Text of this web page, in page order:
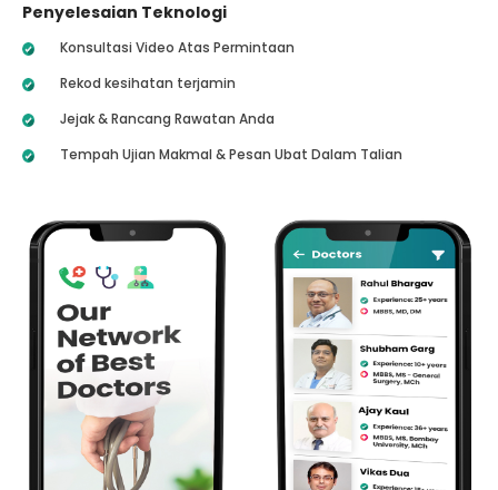
Penyelesaian Teknologi
Konsultasi Video Atas Permintaan
Rekod kesihatan terjamin
Jejak & Rancang Rawatan Anda
Tempah Ujian Makmal & Pesan Ubat Dalam Talian